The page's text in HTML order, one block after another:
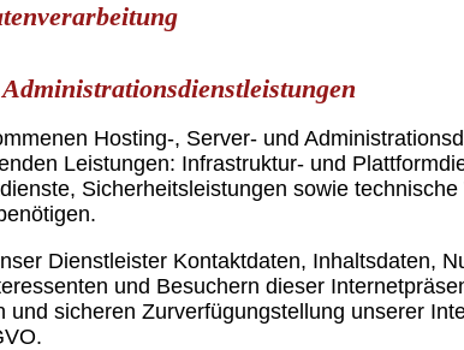
Hosting-, Server- und
Leistungen: Infrastruktur- und
Sicherheitsleistungen sowie
Dienstleister Kontaktdaten, Inhaltsdaten,
und Besuchern dieser
und sicheren Zurverfügungstellung unserer